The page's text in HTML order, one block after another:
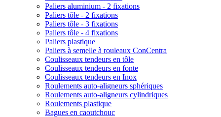
Paliers aluminium - 2 fixations
Paliers tôle - 2 fixations
Paliers tôle - 3 fixations
Paliers tôle - 4 fixations
Paliers plastique
Paliers à semelle à rouleaux ConCentra
Coulisseaux tendeurs en tôle
Coulisseaux tendeurs en fonte
Coulisseaux tendeurs en Inox
Roulements auto-aligneurs sphériques
Roulements auto-aligneurs cylindriques
Roulements plastique
Bagues en caoutchouc